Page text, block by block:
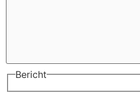
Bericht